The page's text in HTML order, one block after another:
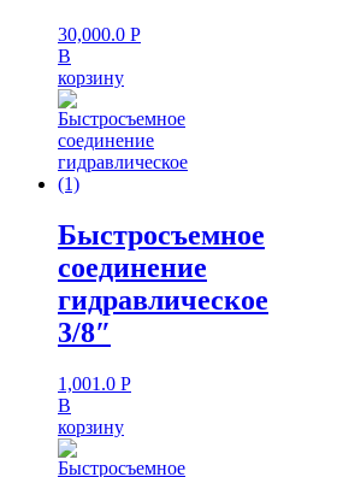
30,000.0 Р
В
корзину
Быстросъемное
соединение
гидравлическое
3/8″
1,001.0 Р
В
корзину